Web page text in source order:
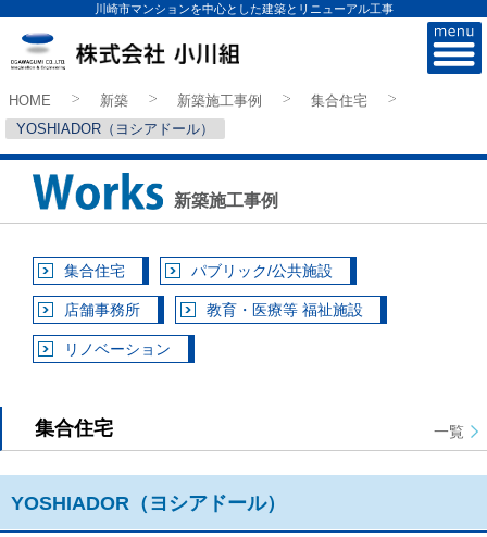
川崎市マンションを中心とした建築とリニューアル工事
HOME >新築 >新築施工事例 >
集合住宅
YOSHIADOR（ヨシアドール）
新築施工事例
集合住宅 パブリック/公共施設
店舗事務所 教育・医療等 福祉施設
リノベーション
集合住宅 一覧
YOSHIADOR（ヨシアドール）